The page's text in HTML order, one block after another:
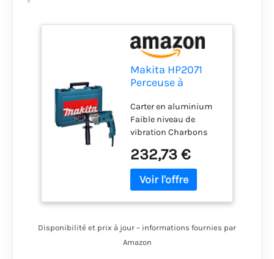
Makita HP2071
Perceuse à
électronique 1010
W
Carter en aluminium
Faible niveau de
vibration Charbons
Poignée antidérapante
Bouton inverseur du
sens de rotation
232,73 €
Disponibilité et prix à jour – informations fournies par
Amazon